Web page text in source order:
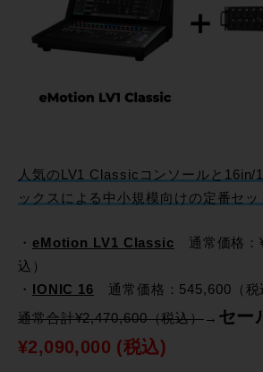
人気のLV1 Classicコンソールと16in/
ックスによる中小規模向けの定番セッ
・ eMotion LV1 Classic 通常価格：
込）
・
IONIC 16 通常価格：545,600（税
通常合計¥2,470,600（税込）→ セー
¥2,090,000 (税込)